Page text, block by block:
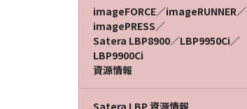
imageFORCE／imageRUNNER／
imagePRESS／
Satera LBP8900／LBP9950Ci／
LBP9900Ci
資源情報
Satera LBP 資源情報